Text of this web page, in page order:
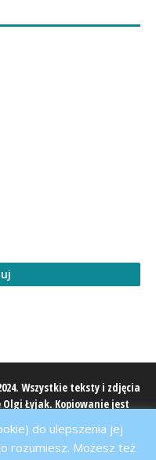
Wszystkie teksty i zdjęcia
Łyjak. Kopiowanie jest
do ulepszenia jej
rozumiesz. Możesz też